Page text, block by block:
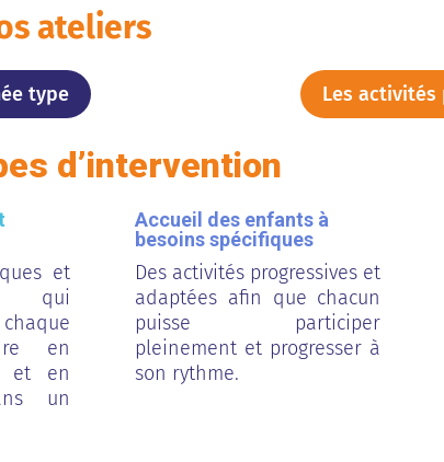
ateliers
type Les activités
d’intervention
et
qui
en
et en
un
Accueil des enfants à
besoins spécifiques
Des activités progressives et
adaptées afin que chacun
puisse participer
pleinement et progresser à
son rythme.